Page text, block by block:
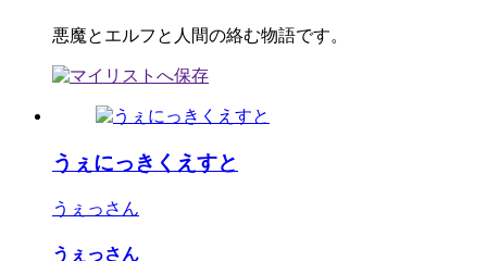
悪魔とエルフと人間の絡む物語です。
うぇにっきくえすと
うぇっさん
うぇっさん